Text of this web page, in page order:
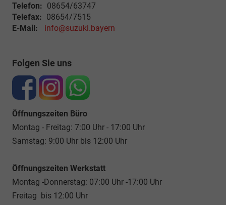
Telefon: 08654/63747
Telefax: 08654/7515
E-Mail:
info@suzuki.bayern
Folgen Sie uns
Öffnungszeiten Büro
Montag - Freitag: 7:00 Uhr - 17:00 Uhr
Samstag: 9:00 Uhr bis 12:00 Uhr
Öffnungszeiten Werkstatt
Montag -Donnerstag: 07:00 Uhr -17:00 Uhr
Freitag bis 12:00 Uhr